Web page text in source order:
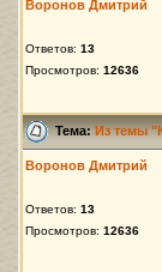
Воронов Дмитрий
Ответов: 13
Просмотров: 12636
Тема:Из темы
Воронов Дмитрий
Ответов: 13
Просмотров: 12636